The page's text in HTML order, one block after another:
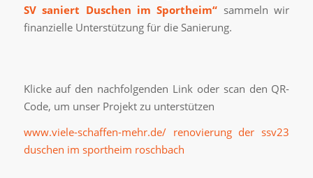
SV saniert Duschen im Sportheim“ sammeln wir
finanzielle Unterstützung für die Sanierung.
Klicke auf den nachfolgenden Link oder scan den QR-
Code, um unser Projekt zu unterstützen
www.viele-schaffen-mehr.de/ renovierung der ssv23
duschen im sportheim roschbach